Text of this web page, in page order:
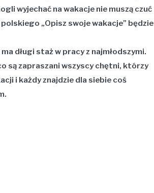
wyjechać na wakacje nie muszą czuć
„Opisz swoje wakacje” będzie
długi staż w pracy z najmłodszymi.
są zapraszani wszyscy chętni, którzy
i każdy znajdzie dla siebie coś